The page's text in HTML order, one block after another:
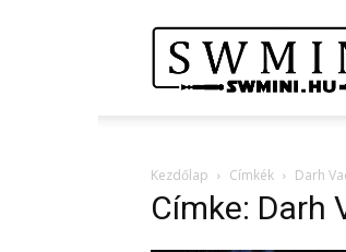
Wars
Miniatures
Portál
Kezdőlap Címkék Darh
Címke: Darh